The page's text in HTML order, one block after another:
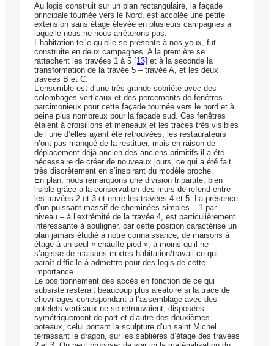
Au logis construit sur un plan rectangulaire, la façade
principale tournée vers le Nord, est accolée une petite
extension sans étage élevée en plusieurs campagnes à
laquelle nous ne nous arrêterons pas.
L’habitation telle qu’elle se présente à nos yeux, fut
construite en deux campagnes. A la première se
rattachent les travées 1 à 5 [13] et à la seconde la
transformation de la travée 5 – travée A, et les deux
travées B et C.
L’ensemble est d’une très grande sobriété avec des
colombages verticaux et des percements de fenêtres
parcimonieux pour cette façade tournée vers le nord et à
peine plus nombreux pour la façade sud. Ces fenêtres
étaient à croisillons et meneaux et les traces très visibles
de l’une d’elles ayant été retrouvées, les restaurateurs
n’ont pas manqué de la restituer, mais en raison de
déplacement déjà ancien des anciens primitifs il a été
nécessaire de créer de nouveaux jours, ce qui a été fait
très discrètement en s’inspirant du modèle proche.
En plan, nous remarquons une division tripartite, bien
lisible grâce à la conservation des murs de refend entre
les travées 2 et 3 et entre les travées 4 et 5. La présence
d’un puissant massif de cheminées simples – 1 par
niveau – à l’extrémité de la travée 4, est particulièrement
intéressante à souligner, car cette position caractérise un
plan jamais étudié à notre connaissance, de maisons à
étage à un seul « chauffe-pied », à moins qu’il ne
s’agisse de maisons mixtes habitation/travail ce qui
paraît difficile à admettre pour des logis de cette
importance.
Le positionnement des accès en fonction de ce qui
subsiste resterait beaucoup plus aléatoire si la trace de
chevillages correspondant à l’assemblage avec des
potelets verticaux ne se retrouvaient, disposées
symétriquement de part et d’autre des deuxièmes
poteaux, celui portant la sculpture d’un saint Michel
terrassant le dragon, sur les sablières d’étage des travées